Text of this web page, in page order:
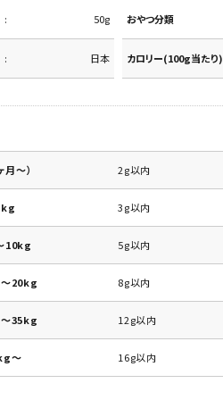
50g おやつ分類
日本 カロリー(100g当たり)
～） 2g以内
3g以内
10kg 5g以内
～20kg 8g以内
～35kg 12g以内
～ 16g以内